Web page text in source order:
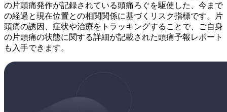
の片頭痛発作が記録されている頭痛ろぐを駆使した、今まで
の経過と現在位置との相関関係に基づくリスク指標です。片
頭痛の誘因、症状や治療をトラッキングすることで、ご自身
の片頭痛の状態に関する詳細が記載された頭痛予報レポート
も入手できます。